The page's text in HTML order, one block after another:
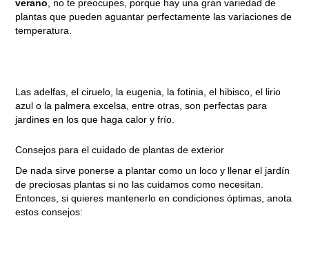
verano , no te preocupes, porque hay una gran variedad de
plantas que pueden aguantar perfectamente las variaciones de
temperatura.
Las adelfas, el ciruelo, la eugenia, la fotinia, el hibisco, el lirio
azul o la palmera excelsa, entre otras, son perfectas para
jardines en los que haga calor y frío.
Consejos para el cuidado de plantas de exterior
De nada sirve ponerse a plantar como un loco y llenar el jardín
de preciosas plantas si no las cuidamos como necesitan.
Entonces, si quieres mantenerlo en condiciones óptimas, anota
estos consejos: